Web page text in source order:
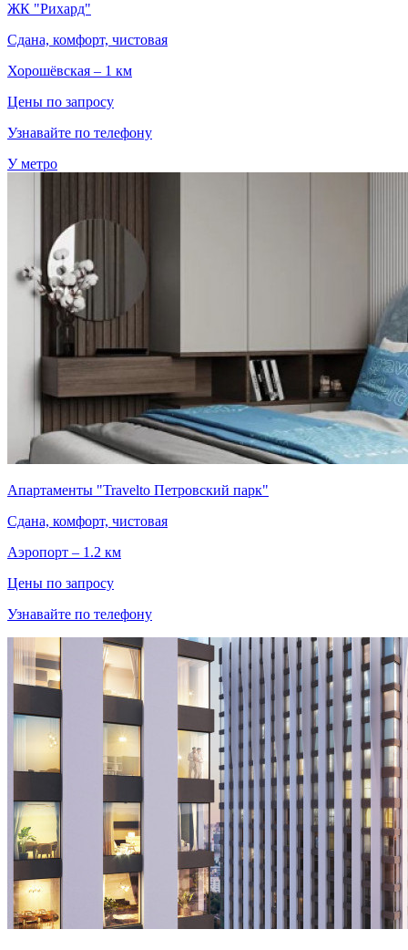
ЖК "Рихард"
Сдана, комфорт, чистовая
Хорошёвская – 1 км
Цены по запросу
Узнавайте по телефону
У метро
Апартаменты "Travelto Петровский парк"
Сдана, комфорт, чистовая
Аэропорт – 1.2 км
Цены по запросу
Узнавайте по телефону